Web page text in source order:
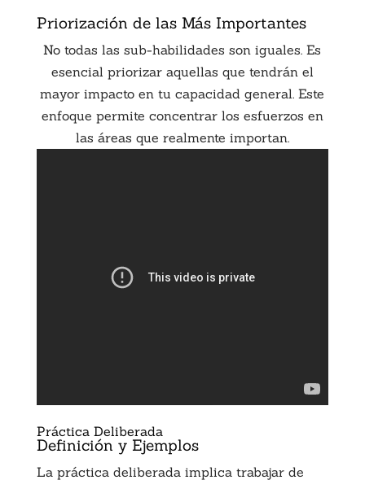
Priorización de las Más Importantes
No todas las sub-habilidades son iguales. Es
esencial priorizar aquellas que tendrán el
mayor impacto en tu capacidad general. Este
enfoque permite concentrar los esfuerzos en
las áreas que realmente importan.
Práctica Deliberada
Definición y Ejemplos
La práctica deliberada implica trabajar de